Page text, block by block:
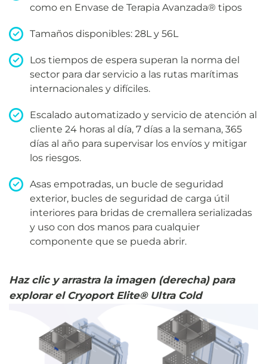
como en Envase de Terapia Avanzada® tipos
Tamaños disponibles: 28L y 56L
Los tiempos de espera superan la norma del
sector para dar servicio a las rutas marítimas
internacionales y difíciles.
Escalado automatizado y servicio de atención al
cliente 24 horas al día, 7 días a la semana, 365
días al año para supervisar los envíos y mitigar
los riesgos.
Asas empotradas, un bucle de seguridad
exterior, bucles de seguridad de carga útil
interiores para bridas de cremallera serializadas
y uso con dos manos para cualquier
componente que se pueda abrir.
Haz clic y arrastra la imagen (derecha) para
explorar el Cryoport Elite® Ultra Cold